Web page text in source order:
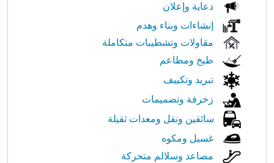
دعاية وإعلان
إنشاءات وبناء وهدم
مقاولات وتشطيبات متكاملة
طبخ ومطاعم
تبريد وتكييف
زخرفة وتصميمات
سائقين ونقل ومعدات ثقيلة
غسيل ومكوه
مصاعد وسلالم متحركة